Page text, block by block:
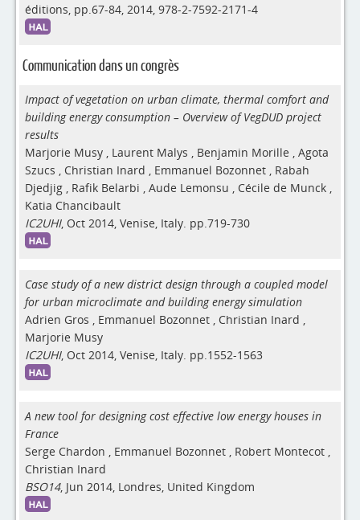
éditions, pp.67-84, 2014, 978-2-7592-2171-4
Communication dans un congrès
Impact of vegetation on urban climate, thermal comfort and
building energy consumption – Overview of VegDUD project
results
Marjorie Musy , Laurent Malys , Benjamin Morille , Agota
Szucs , Christian Inard , Emmanuel Bozonnet , Rabah
Djedjig , Rafik Belarbi , Aude Lemonsu , Cécile de Munck ,
Katia Chancibault
IC2UHI, Oct 2014, Venise, Italy. pp.719-730
Case study of a new district design through a coupled model
for urban microclimate and building energy simulation
Adrien Gros , Emmanuel Bozonnet , Christian Inard ,
Marjorie Musy
IC2UHI, Oct 2014, Venise, Italy. pp.1552-1563
A new tool for designing cost effective low energy houses in
France
Serge Chardon , Emmanuel Bozonnet , Robert Montecot ,
Christian Inard
BSO14, Jun 2014, Londres, United Kingdom